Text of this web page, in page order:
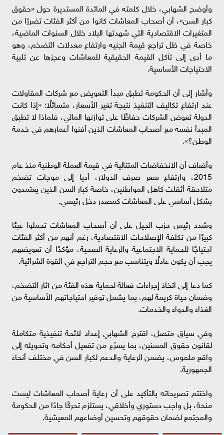
وأوضح الشهابي، خلال كلمته في المائدة المستديرة حول «حقوق
كبار السن»، أن أصحاب المعاشات كانوا من أكثر الفئات تضررًا من
المتغيرات الاقتصادية التي شهدتها البلاد خلال السنوات الماضية،
خاصة في ظل تراجع قيمة الجنيه وارتفاع معدلات التضخم، وهو
ما أدى إلى تآكل القيمة الحقيقية للمعاشات وعجزها عن تلبية
الاحتياجات الأساسية.
وأشار إلى أن الحكومة تطبق مبدأ التعويض مع شركات المقاولات
عند ارتفاع تكاليف التنفيذ نتيجة تغير الأسعار، متسائلًا: «إذا كانت
الدولة تعوض الشركات حفاظًا على توازنها المالي، فلماذا لا تطبق
المبدأ نفسه مع أصحاب المعاشات الذين أفنوا أعمارهم في خدمة
الوطن؟».
وأضاف أن الانخفاضات المتتالية في قيمة العملة الوطنية منذ عام
2015، وارتفاع سعر صرف الدولار، أديا إلى موجات تضخم
متلاحقة أثقلت كاهل المواطنين، خاصة كبار السن الذين يعتمدون
بشكل أساسي على المعاشات كمصدر دخل رئيسي.
وشدد رئيس حزب الجيل على أن أصحاب المعاشات تحملوا عبئًا
كبيرًا من تكلفة الإصلاحات الاقتصادية، رغم أنهم من أكثر الفئات
احتياجًا للحماية الاجتماعية والرعاية الصحية، مؤكدًا أن تعويضهم
يجب أن يكون عادلًا ويتناسب مع حجم التراجع في القوة الشرائية.
كما دعا إلى اتخاذ إجراءات فعالة لحماية هذه الفئة من آثار التضخم،
وضمان حياة كريمة لهم، بما يشمل توفير احتياجاتهم الأساسية من
الغذاء والدواء والخدمات.
وفي سياق متصل، اقترح الشهابي إعداد لائحة تنفيذية متكاملة
لقانون حقوق المسنين، بما يسرّع من تفعيل أحكامه وتحويله إلى
واقع ملموس، يضمن الرعاية والدعم لكبار السن في مختلف أنحاء
الجمهورية.
واختتم تصريحاته بالتأكيد على أن رعاية أصحاب المعاشات ليست
منحة، بل واجب دستوري وأخلاقي، يستلزم تحركًا جادًا من الحكومة
والمجتمع لضمان حقوقهم وتحسين أوضاعهم المعيشية.